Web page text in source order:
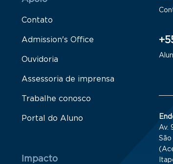
Contato
Admission's Office
Ouvidoria
Assessoria de imprensa
Trabalhe conosco
Portal do Aluno
Impacto
Av.
São